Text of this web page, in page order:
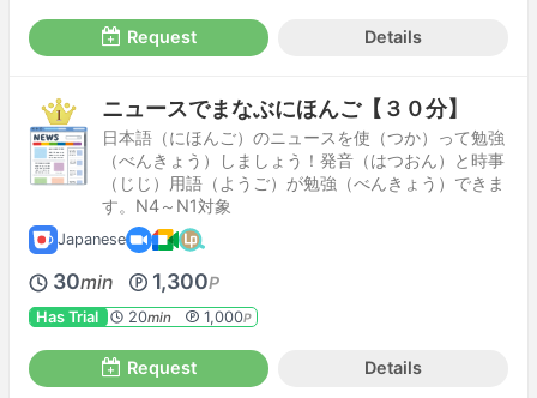
Request Details
ニュースでまなぶにほんご【３０分】
日本語（にほんご）のニュースを使（つか）って勉強
（べんきょう）しましょう！発音（はつおん）と時事
（じじ）用語（ようご）が勉強（べんきょう）できま
す。N4～N1対象
Japanese
30min 1,300P
Has Trial 20min 1,000P
Request Details